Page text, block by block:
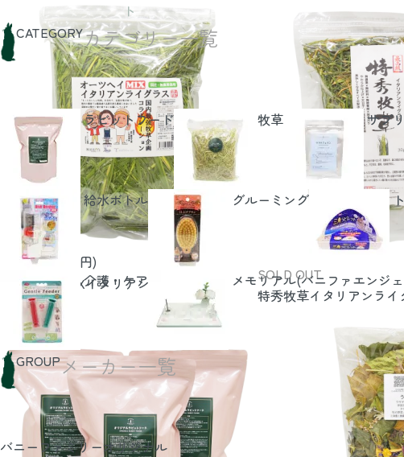
ト
CATEGORYカテゴリー一覧
ラビットフード 牧草 サプ
給水ボトル グルーミング
介護・ケア メモリアル(バニファエンジ
GROUPメーカー一覧
バニーファミリーオリジナル
2,970円(税270円)
オーツヘイMIXイタリアンライグラス
SOLD OUT
特秀牧草イタリアンライ